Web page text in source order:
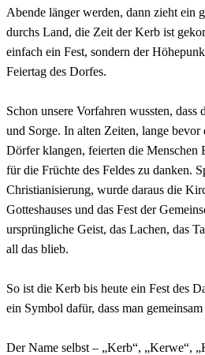
Abende länger werden, dann zieht ein
durchs Land, die Zeit der Kerb ist
einfach ein Fest, sondern der
Feiertag des Dorfes.
Schon unsere Vorfahren wussten, dass
und Sorge. In alten Zeiten, lange
Dörfer klangen, feierten die Menschen
für die Früchte des Feldes zu danken.
Christianisierung, wurde daraus die
Gotteshauses und das Fest der
ursprüngliche Geist, das Lachen, das
all das blieb.
So ist die Kerb bis heute ein Fest des
ein Symbol dafür, dass man
Der Name selbst – „Kerb“, „Kerwe“,